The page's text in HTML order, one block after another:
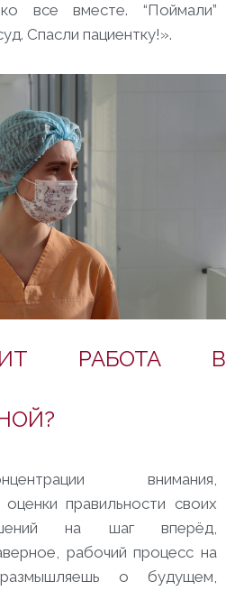
все вместе. “Поймали”
Спасли пациентку!».
РАБОТА В
внимания,
оценки правильности своих
на шаг вперёд,
рабочий процесс на
о будущем,